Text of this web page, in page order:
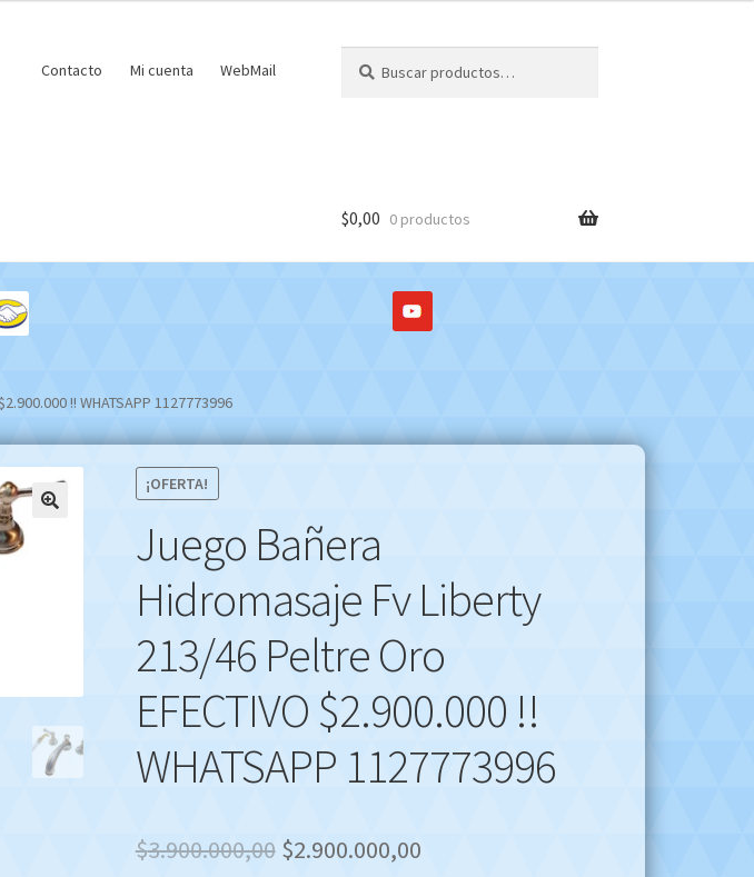
Contacto Mi cuenta WebMail
por:
$0,00 0 productos
!! WHATSAPP 1127773996
¡OFERTA!
Juego Bañera
Hidromasaje Fv Liberty
213/46 Peltre Oro
EFECTIVO $2.900.000 !!
WHATSAPP 1127773996
$3.900.000,00 Original
$2.900.000,00Current